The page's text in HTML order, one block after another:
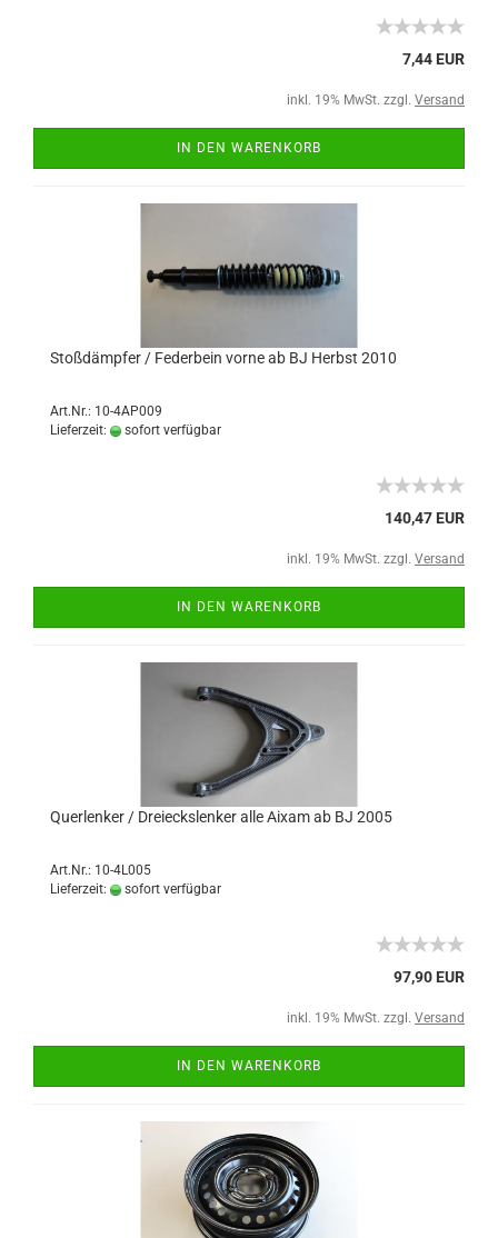
7,44 EUR
inkl. 19% MwSt. zzgl. Versand
IN DEN WARENKORB
Stoßdämpfer / Federbein vorne ab BJ Herbst 2010
Art.Nr.: 10-4AP009
Lieferzeit:
sofort verfügbar
140,47 EUR
inkl. 19% MwSt. zzgl. Versand
IN DEN WARENKORB
Querlenker / Dreieckslenker alle Aixam ab BJ 2005
Art.Nr.: 10-4L005
Lieferzeit:
sofort verfügbar
97,90 EUR
inkl. 19% MwSt. zzgl. Versand
IN DEN WARENKORB